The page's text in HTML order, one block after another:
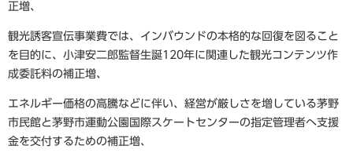
正増、
観光誘客宣伝事業費では、インバウンドの本格的な回復を図ること
を目的に、小津安二郎監督生誕120年に関連した観光コンテンツ作
成委託料の補正増、
エネルギー価格の高騰などに伴い、経営が厳しさを増している茅野
市民館と茅野市運動公園国際スケートセンターの指定管理者へ支援
金を交付するための補正増、